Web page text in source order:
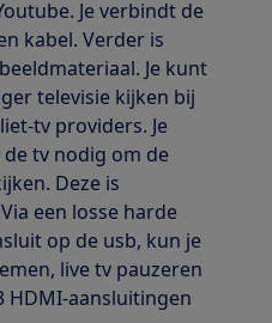
Je verbindt de
kabel. Verder is
Je kunt
televisie kijken bij
tv providers. Je
tv nodig om de
Deze is
een losse harde
op de usb, kun je
live tv pauzeren
HDMI-aansluitingen